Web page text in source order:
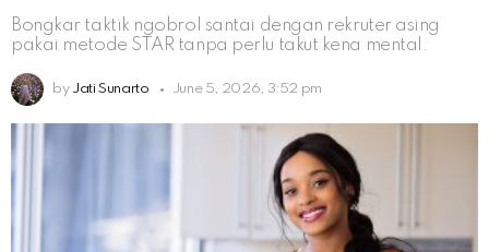
Bongkar taktik ngobrol santai dengan rekruter asing
pakai metode STAR tanpa perlu takut kena mental.
by Jati Sunarto June 5, 2026, 3:52 pm